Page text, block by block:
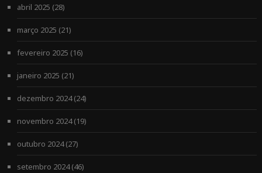
abril 2025 (28)
março 2025 (21)
fevereiro 2025 (16)
janeiro 2025 (21)
dezembro 2024(24)
novembro 2024(19)
outubro 2024(27)
setembro 2024(46)